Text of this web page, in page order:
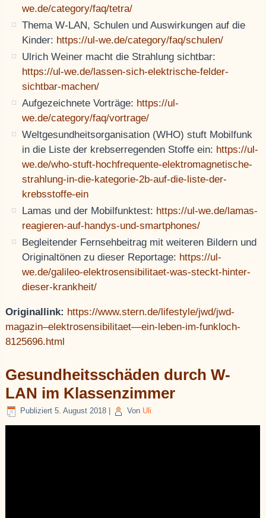
we.de/category/faq/tetra/
Thema W-LAN, Schulen und Auswirkungen auf die
Kinder: https://ul-we.de/category/faq/schulen/
Ulrich Weiner macht die Strahlung sichtbar:
https://ul-we.de/lassen-sich-elektrische-felder-
sichtbar-machen/
Aufgezeichnete Vorträge: https://ul-
we.de/category/faq/vortrage/
Weltgesundheitsorganisation (WHO) stuft Mobilfunk
in die Liste der krebserregenden Stoffe ein: https://ul-
we.de/who-stuft-hochfrequente-elektromagnetische-
strahlung-in-die-kategorie-2b-auf-die-liste-der-
krebsstoffe-ein
Lamas und der Mobilfunktest: https://ul-we.de/lamas-
reagieren-auf-handys-und-smartphones/
Begleitender Fernsehbeitrag mit weiteren Bildern und
Originaltönen zu dieser Reportage: https://ul-
we.de/galileo-elektrosensibilitaet-was-steckt-hinter-
dieser-krankheit/
Originallink: https://www.stern.de/lifestyle/jwd/jwd-
magazin–elektrosensibilitaet—ein-leben-im-funkloch-
8125696.html
Gesundheitsschäden durch W-
LAN im Klassenzimmer
Publiziert 5. August 2018 Von Uli